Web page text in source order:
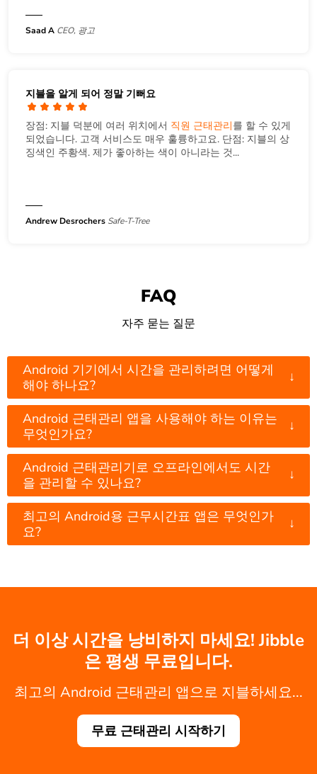
Saad A CEO, 광고
지블을 알게 되어 정말 기뻐요
장점: 지블 덕분에 여러 위치에서 직원 근태관리를 할 수 있게
되었습니다. 고객 서비스도 매우 훌륭하고요. 단점: 지블의 상
징색인 주황색. 제가 좋아하는 색이 아니라는 것...
Andrew Desrochers Safe-T-Tree
FAQ
자주 묻는 질문
Android 기기에서 시간을 관리하려면 어떻게
해야 하나요?
↓
Android 근태관리 앱을 사용해야 하는 이유는
무엇인가요?
↓
Android 근태관리기로 오프라인에서도 시간
을 관리할 수 있나요?
↓
최고의 Android용 근무시간표 앱은 무엇인가
요?
↓
더 이상 시간을 낭비하지 마세요! Jibble
은 평생 무료입니다.
최고의 Android 근태관리 앱으로 지블하세요...
무료 근태관리 시작하기